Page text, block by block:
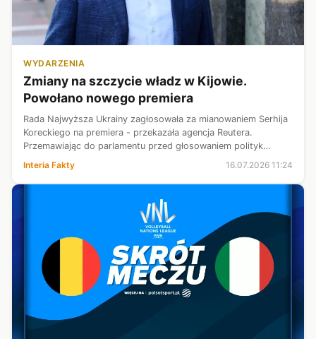
WYDARZENIA
Zmiany na szczycie władz w Kijowie.
Powołano nowego premiera
Rada Najwyższa Ukrainy zagłosowała za mianowaniem Serhija
Koreckiego na premiera - przekazała agencja Reutera.
Przemawiając do parlamentu przed głosowaniem polityk
wskazywał, że jego priorytetami są obrona, stabilność
gospodarcza oraz integracja Ukra...
Interia Fakty 16.07.2026 11:24